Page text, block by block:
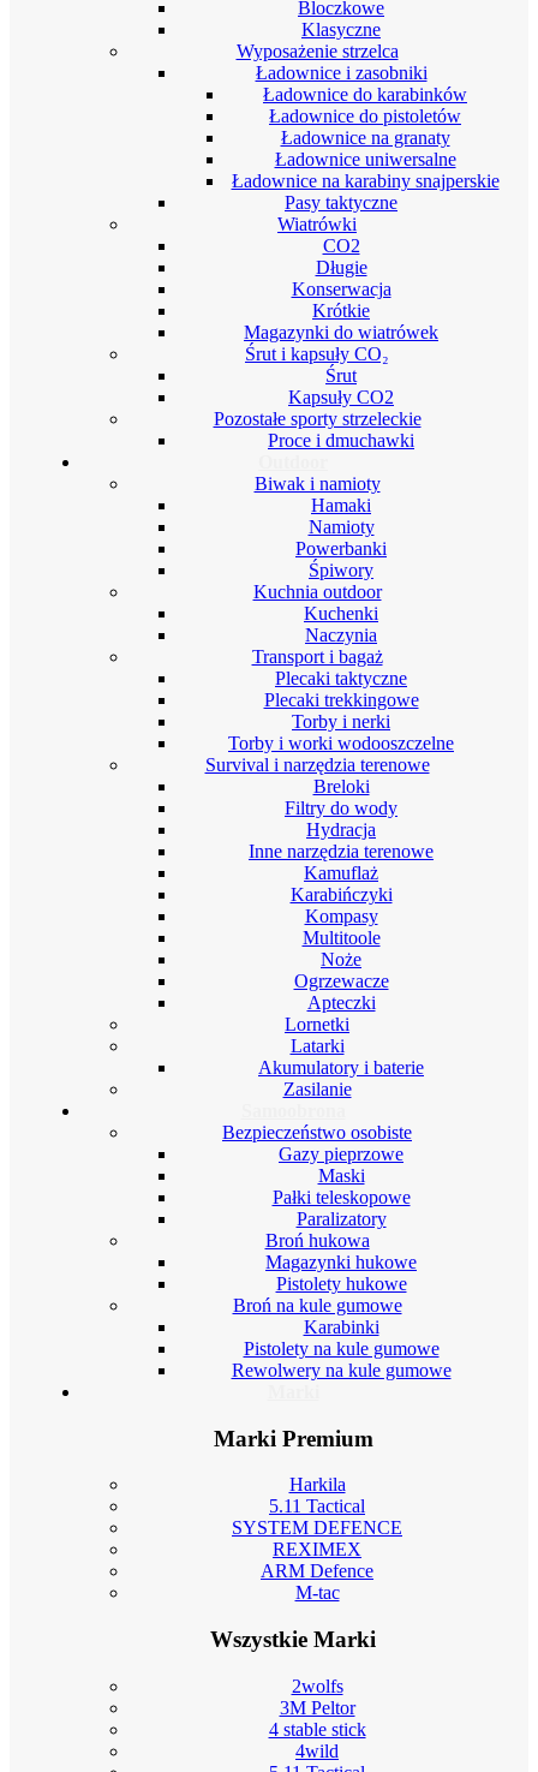
Bloczkowe
Klasyczne
Wyposażenie strzelca
Ładownice i zasobniki
Ładownice do karabinków
Ładownice do pistoletów
Ładownice na granaty
Ładownice uniwersalne
Ładownice na karabiny snajperskie
Pasy taktyczne
Wiatrówki
CO2
Długie
Konserwacja
Krótkie
Magazynki do wiatrówek
Śrut i kapsuły CO₂
Śrut
Kapsuły CO2
Pozostałe sporty strzeleckie
Proce i dmuchawki
Biwak i namioty
Hamaki
Namioty
Powerbanki
Śpiwory
Kuchnia outdoor
Kuchenki
Naczynia
Transport i bagaż
Plecaki taktyczne
Plecaki trekkingowe
Torby i nerki
Torby i worki wodooszczelne
Survival i narzędzia terenowe
Breloki
Filtry do wody
Hydracja
Inne narzędzia terenowe
Kamuflaż
Karabińczyki
Kompasy
Multitoole
Noże
Ogrzewacze
Apteczki
Lornetki
Latarki
Akumulatory i baterie
Zasilanie
Bezpieczeństwo osobiste
Gazy pieprzowe
Maski
Pałki teleskopowe
Paralizatory
Broń hukowa
Magazynki hukowe
Pistolety hukowe
Broń na kule gumowe
Karabinki
Pistolety na kule gumowe
Rewolwery na kule gumowe
Marki Premium
Harkila
5.11 Tactical
SYSTEM DEFENCE
REXIMEX
ARM Defence
M-tac
Wszystkie Marki
2wolfs
3M Peltor
4 stable stick
4wild